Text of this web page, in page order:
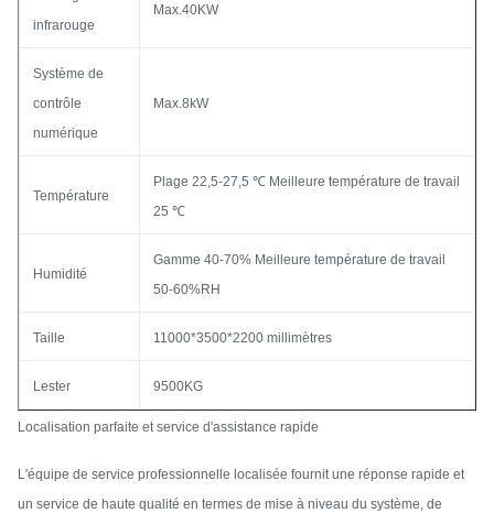
infrarouge
Max.40KW
Système de
contrôle
numérique
Max.8kW
Température
Plage 22,5-27,5 ℃ Meilleure température de travail
25 ℃
Humidité
Gamme 40-70% Meilleure température de travail
50-60%RH
Taille 11000*3500*2200 millimètres
Lester 9500KG
Localisation parfaite et service d'assistance rapide
L'équipe de service professionnelle localisée fournit une réponse rapide et
un service de haute qualité en termes de mise à niveau du système, de